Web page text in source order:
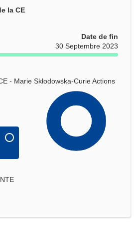
la CE
Date de fin
30 Septembre 2023
- Marie Skłodowska-Curie Actions